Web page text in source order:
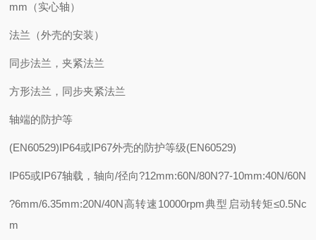
mm（实心轴）
法兰（外壳的安装）
同步法兰，夹紧法兰
方形法兰，同步夹紧法兰
轴端的防护等
(EN60529)IP64或IP67外壳的防护等级(EN60529)
IP65或IP67轴载，轴向/径向?12mm:60N/80N?7-10mm:40N/60N
?6mm/6.35mm:20N/40N高转速10000rpm典型启动转矩≤0.5Nc
m